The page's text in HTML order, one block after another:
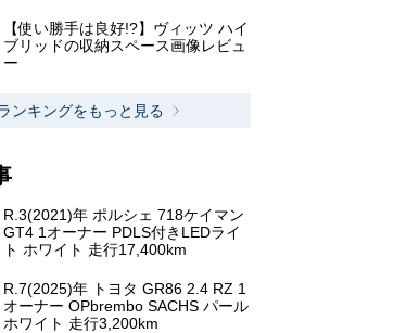
【使い勝手は良好!?】ヴィッツ ハイ
ブリッドの収納スペース画像レビュ
ー
ンキングをもっと見る
R.3(2021)年 ポルシェ 718ケイマン
GT4 1オーナー PDLS付きLEDライ
ト ホワイト 走行17,400km
R.7(2025)年 トヨタ GR86 2.4 RZ 1
オーナー OPbrembo SACHS パール
ホワイト 走行3,200km